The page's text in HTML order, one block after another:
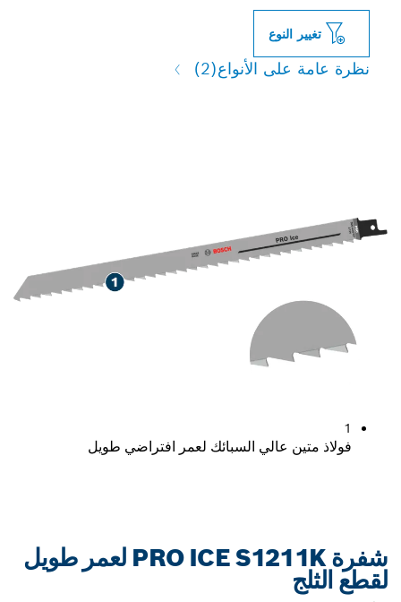
تغيير النوع
نظرة عامة على الأنواع(2)
1
فولاذ متين عالي السبائك لعمر افتراضي طويل
شفرة PRO ICE S1211K لعمر طويل
لقطع الثلج